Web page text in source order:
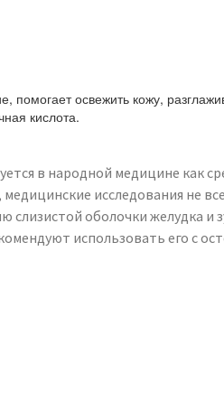
освежить кожу,
кислота.
в народной медицине как
исследования
оболочки желудка
использовать его с